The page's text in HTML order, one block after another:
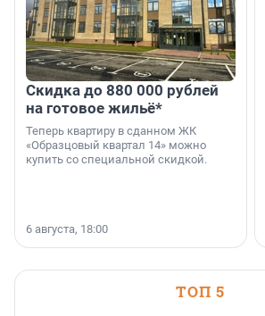
Скидка до 880 000 рублей
на готовое жильё*
Теперь квартиру в сданном ЖК
«Образцовый квартал 14» можно
купить со специальной скидкой.
6 августа, 18:00
ТОП 5